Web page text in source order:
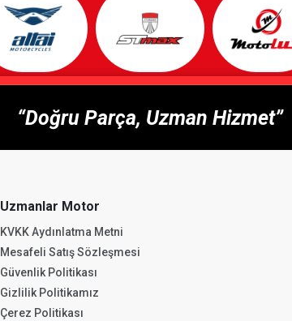
“Doğru Parça, Uzman Hizmet”
Uzmanlar Motor
KVKK Aydınlatma Metni
Mesafeli Satış Sözleşmesi
Güvenlik Politikası
Gizlilik Politikamız
Çerez Politikası